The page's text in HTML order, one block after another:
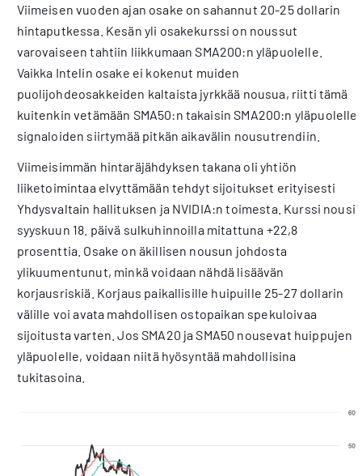
Viimeisen vuoden ajan osake on sahannut 20-25 dollarin
hintaputkessa. Kesän yli osakekurssi on noussut
varovaiseen tahtiin liikkumaan SMA200:n yläpuolelle.
Vaikka Intelin osake ei kokenut muiden
puolijohdeosakkeiden kaltaista jyrkkää nousua, riitti tämä
kuitenkin vetämään SMA50:n takaisin SMA200:n yläpuolelle
signaloiden siirtymää pitkän aikavälin nousutrendiin.
Viimeisimmän hintaräjähdyksen takana oli yhtiön
liiketoimintaa elvyttämään tehdyt sijoitukset erityisesti
Yhdysvaltain hallituksen ja NVIDIA:n toimesta. Kurssi nousi
syyskuun 18. päivä sulkuhinnoilla mitattuna +22,8
prosenttia. Osake on äkillisen nousun johdosta
ylikuumentunut, minkä voidaan nähdä lisäävän
korjausriskiä. Korjaus paikallisille huipuille 25-27 dollarin
välille voi avata mahdollisen ostopaikan spekuloivaa
sijoitusta varten. Jos SMA20 ja SMA50 nousevat huippujen
yläpuolelle, voidaan niitä hyösyntää mahdollisina
tukitasoina.